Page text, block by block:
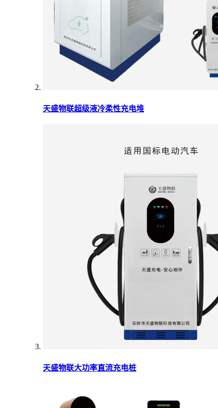
天盛物联超级液冷柔性充电堆
天盛物联大功率直流充电桩